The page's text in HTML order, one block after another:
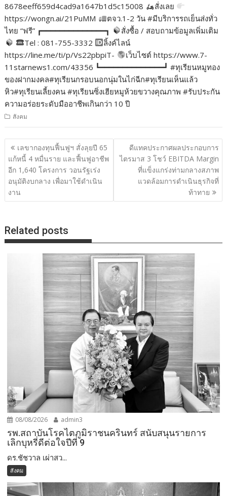
8678eeff659d4cad9a1647b1d5c15008
สั่งเลย
https://wongn.ai/21PuMM
ตจว.1-2 วัน #มีบริการรถเย็นส่งทั่ว
ไทย “ฟรี” ┏━━━━━━━━━━━━━━┓
สั่งซื้อ / สอบถามข้อมูลเพิ่มเติม
Tel : 081-755-3332
ลิ้งค์ไลน์
https://line.me/ti/p/Vs22pbpiT-
เว็บไซต์ https://www.7-
11starnews1.com/43356 ┗━━━━━━━━━━━━━━┛ #ทุเรียนหมูทอง
ของฝากมงคล#ทุเรียนกรอบนอกนุ่มในไก่ฉีก#ทุเรียนเห็นแล้ว
หิว#ทุเรียนเลี้ยงคน #ทุเรียนซิ่งเฮียหมูห้วยขวางคุณภาพ #รับประกัน
ความอร่อยระดับมืออาชีพเกินกว่า 10 ปี
สังคม
แนะแนว
เรื่อง
เลขากองทุนฟื้นฟูฯ สั่งลุยปี 65
แก้หนี้ 4 หมื่นราย และฟื้นฟูอาชีพ
อีก 1,640 โครงการ วอนรัฐเร่ง
อนุมัติงบกลาง เพื่อมาใช้ดำเนิน
งาน
ดีแทคประกาศผลประกอบการ
ไตรมาส 3 โชว์ EBITDA Margin
ที่แข็งแกร่งท่ามกลางสภาพ
แวดล้อมการดำเนินธุรกิจที่
ท้าทาย
Related posts
08/08/2026 admin3
รพ.สถาบันโรคไตภูมิราชนครินทร์ สนับสนุนรายการ
เลิกบุหรี่ดีต่อใจปีที่ 9
ดร.ชัชวาล เผ่าสว...
สังคม